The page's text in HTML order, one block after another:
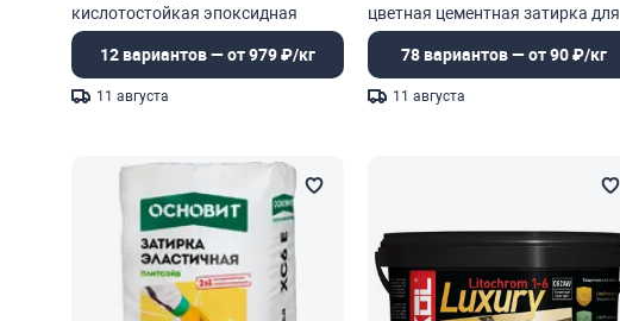
кислотостойкая эпоксидная
затирочная смесь
12 вариантов — от 979 ₽/кг
11 августа
цветная цементная затирка для
швов
78 вариантов — от 90 ₽/кг
11 августа